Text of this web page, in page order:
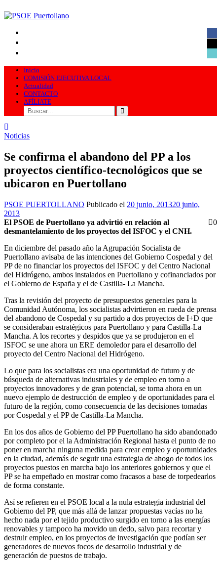
to
PSOE Puertollano
Agrupación socialista de Puertollano
Inicio
COMISIÓN EJECUTIVA LOCAL
Actualidad
CONTACTO
AFÍLIATE
Categories
Noticias
Se confirma el abandono del PP a los
proyectos científico-tecnológicos que se
ubicaron en Puertollano
Autor
PSOE PUERTOLLANO Publicado
Publicado el 20 junio, 201320 junio,
2013
0
El PSOE de Puertollano ya advirtió en relación al
desmantelamiento de los proyectos del ISFOC y el CNH.
En diciembre del pasado año la Agrupación Socialista de
Puertollano avisaba de las intenciones del Gobierno Cospedal y del
PP de no financiar los proyectos del ISFOC y del Centro Nacional
del Hidrógeno, ambos instalados en Puertollano y cofinanciados por
el Gobierno de España y el de Castilla- La Mancha.
Tras la revisión del proyecto de presupuestos generales para la
Comunidad Autónoma, los socialistas advirtieron en rueda de prensa
del abandono de Cospedal y su partido a dos proyectos de I+D que
se consideraban estratégicos para Puertollano y para Castilla-La
Mancha. A los recortes y despidos que ya se produjeron en el
ISFOC se une ahora un ERE demoledor para el desarrollo del
proyecto del Centro Nacional del Hidrógeno.
Lo que para los socialistas era una oportunidad de futuro y de
búsqueda de alternativas industriales y de empleo en torno a
proyectos innovadores y de gran potencial, se torna ahora en un
nuevo ejemplo de destrucción de empleo y de oportunidades para el
futuro de la región, como consecuencia de las decisiones tomadas
por Cospedal y el PP de Castilla-La Mancha.
En los dos años de Gobierno del PP Puertollano ha sido abandonado
por completo por el la Administración Regional hasta el punto de no
poner en marcha ninguna medida para crear empleo y oportunidades
en la ciudad, además de seguir una estrategia de ahogo de todos los
proyectos puestos en marcha bajo los anteriores gobiernos y que el
PP se ha empeñado en mostrar como fracasos a base de torpedearlos
de forma constante.
Así se refieren en el PSOE local a la nula estrategia industrial del
Gobierno del PP, que más allá de lanzar propuestas vacías no ha
hecho nada por el tejido productivo surgido en torno a las energías
renovables y tampoco ha movido un dedo, salvo para recortar y
destruir empleo, en los proyectos de investigación que podían ser
generadores de nuevos focos de desarrollo industrial y de
generación de puestos de trabajo.